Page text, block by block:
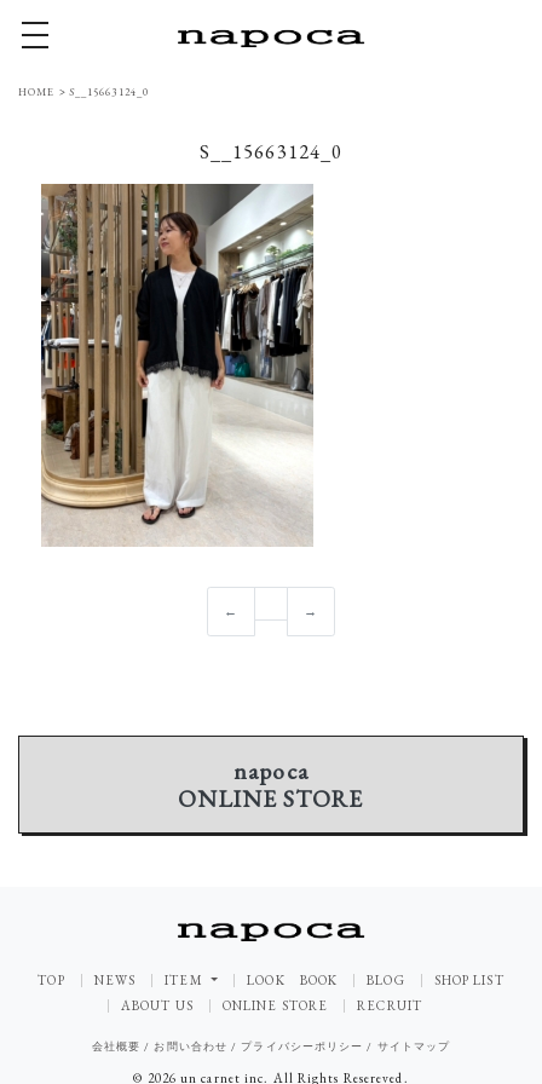
toggle navigation
HOME >S__15663124_0
S__15663124_0
← →
napoca
ONLINE STORE
TOP NEWS ITEM LOOK BOOK BLOG
SHOP LIST
ABOUT US
ONLINE STORE RECRUIT
会社概要 /お問い合わせ / プライバシーポリシー / サイトマップ
© 2026 un carnet inc. All Rights Resereved.